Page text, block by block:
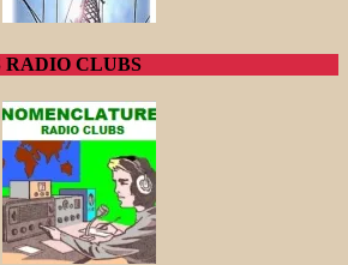
RADIO CLUBS